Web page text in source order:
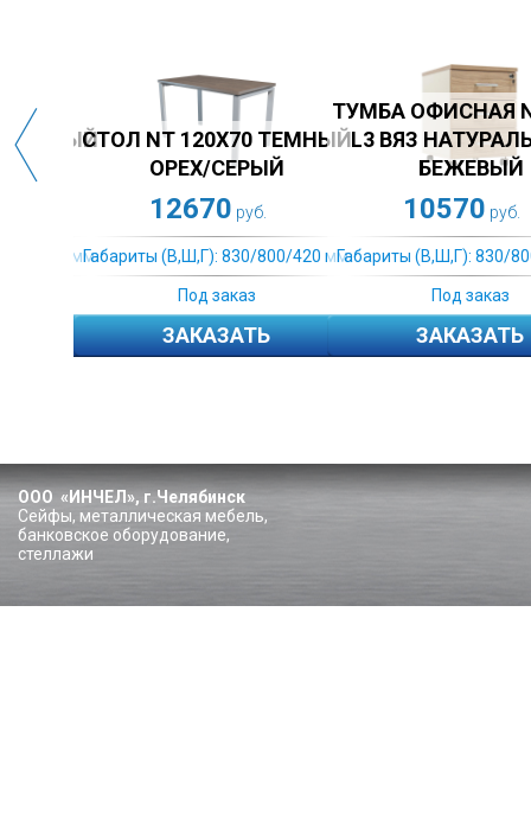
NW 2080S
ОТКРЫТЫЙ ВЯЗ
БЕЖЕВЫЙ
(В,Ш,Г): 830/800/420 мм.
ЗАКАЗАТЬ
ШКАФ NW 1280/2
ПОЛУЗАКРЫТЫЙ ВЯЗ
НАТУРАЛЬНЫЙ / БЕЖЕВЫЙ
Габариты (В,Ш,Г): 830/800/420 мм.
ЗАКАЗАТЬ
ООО «ИНЧЕЛ», г.Челябинск
Сейфы, металлическая мебель,
банковское оборудование,
стеллажи